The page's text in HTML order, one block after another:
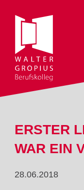
ERSTER
WAR EIN
28.06.2018